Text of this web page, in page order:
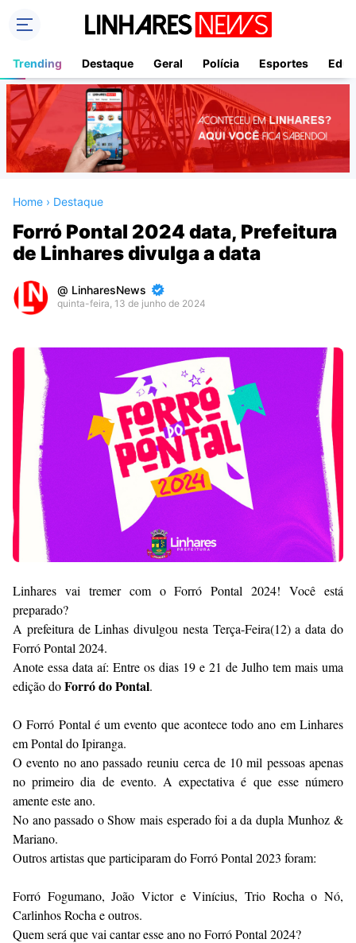
Trending Destaque Geral Polícia Esportes
Home › Destaque
Forró Pontal 2024 data, Prefeitura
de Linhares divulga a data
LinharesNews
quinta-feira, 13 de junho de 2024
By
Raushan
Design
With
Shroff
Templates
Linhares vai tremer com o Forró Pontal 2024! Você está
preparado?
A prefeitura de Linhas divulgou nesta Terça-Feira(12) a data do
Forró Pontal 2024.
Anote essa data aí: Entre os dias 19 e 21 de Julho tem mais uma
edição doForró do Pontal.
O Forró Pontal é um evento que acontece todo ano em Linhares
em Pontal do Ipiranga.
O evento no ano passado reuniu cerca de 10 mil pessoas apenas
no primeiro dia de evento. A expectativa é que esse número
amente este ano.
No ano passado o Show mais esperado foi a da dupla Munhoz &
Mariano.
Outros artistas que participaram do Forró Pontal 2023 foram:
Forró Fogumano, João Victor e Vinícius, Trio Rocha o Nó,
Carlinhos Rocha e outros.
Quem será que vai cantar esse ano no Forró Pontal 2024?